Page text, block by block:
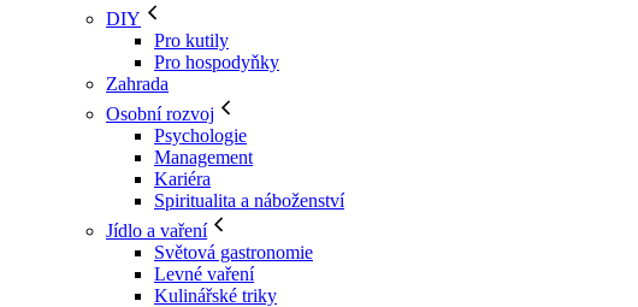
DIY
Pro kutily
Pro hospodyňky
Zahrada
Osobní rozvoj
Psychologie
Management
Kariéra
Spiritualita a náboženství
Jídlo a vaření
Světová gastronomie
Levné vaření
Kulinářské triky